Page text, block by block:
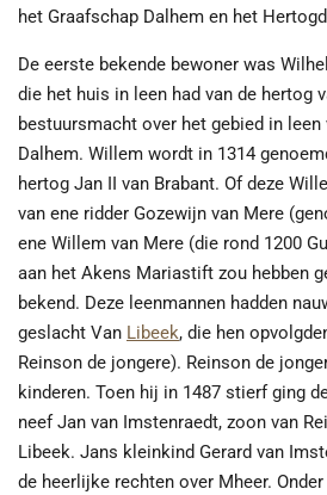
het Graafschap Dalhem en het
De eerste bekende bewoner was
die het huis in leen had van de hertog
bestuursmacht over het gebied in leen
Dalhem. Willem wordt in 1314
hertog Jan II van Brabant. Of deze
van ene ridder Gozewijn van Mere
ene Willem van Mere (die rond 1200
aan het Akens Mariastift zou hebben
bekend. Deze leenmannen hadden
geslacht Van Libeek, die hen
Reinson de jongere). Reinson de
kinderen. Toen hij in 1487 stierf ging
neef Jan van Imstenraedt, zoon van
Libeek. Jans kleinkind Gerard van
de heerlijke rechten over Mheer.